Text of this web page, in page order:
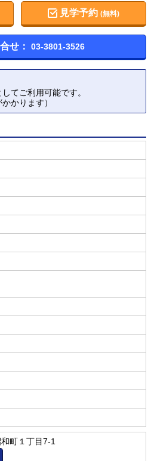
見学予約(無料)
せ： 03-3801-3526
てご利用可能です。
かります）
町１丁目7-1